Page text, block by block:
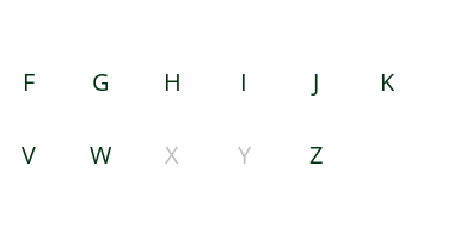
F G H I J K
V W X Y Z